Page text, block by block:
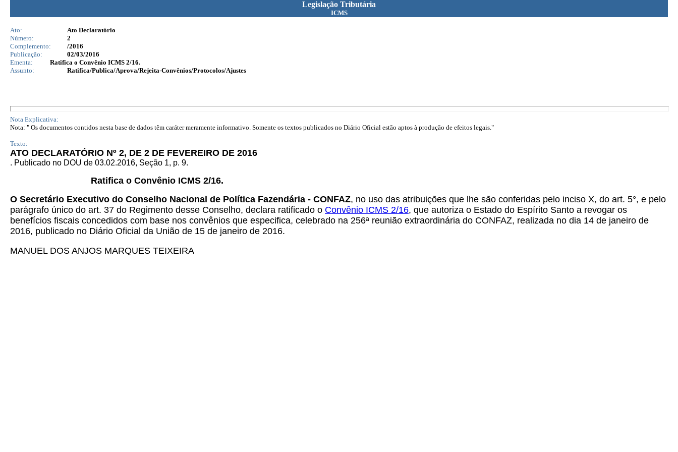
Legislação Tributária
ICMS
Ato:
Ato Declaratório
Número:
2
Complemento:
/2016
Publicação:
02/03/2016
Ementa:
Ratifica o Convênio ICMS 2/16.
Assunto:
Ratifica/Publica/Aprova/Rejeita-Convênios/Protocolos/Ajustes
Nota Explicativa:
Nota: " Os documentos contidos nesta base de dados têm caráter meramente informativo. Somente os textos publicados no Diário Oficial estão aptos à produção de efeitos legais."
Texto:
ATO DECLARATÓRIO Nº 2, DE 2 DE FEVEREIRO DE 2016
. Publicado no DOU de 03.02.2016, Seção 1, p. 9.
Ratifica o Convênio ICMS 2/16.
O Secretário Executivo do Conselho Nacional de Política Fazendária - CONFAZ, no uso das atribuições que lhe são conferidas pelo inciso X, do art. 5°, e pelo
parágrafo único do art. 37 do Regimento desse Conselho, declara ratificado o Convênio ICMS 2/16, que autoriza o Estado do Espírito Santo a revogar os
benefícios fiscais concedidos com base nos convênios que especifica, celebrado na 256ª reunião extraordinária do CONFAZ, realizada no dia 14 de janeiro de
2016, publicado no Diário Oficial da União de 15 de janeiro de 2016.
MANUEL DOS ANJOS MARQUES TEIXEIRA